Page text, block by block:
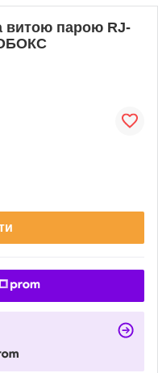
витою парою RJ-